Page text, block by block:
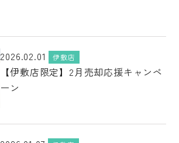
2026.02.01 伊敷店
【伊敷店限定】2月売却応援キャンペ
ーン